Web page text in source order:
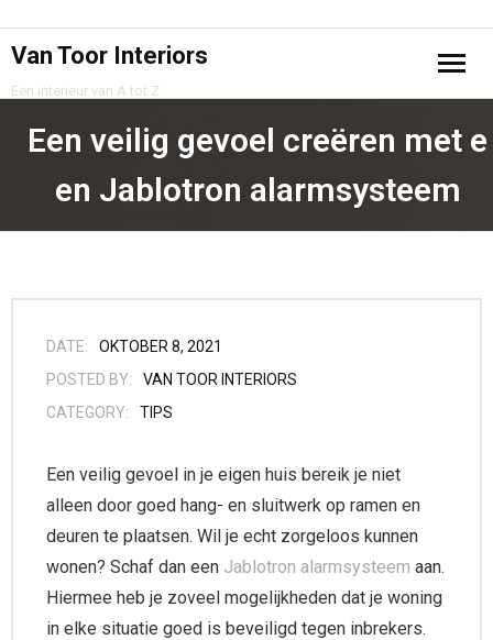
Van Toor Interiors
Een interieur van A tot Z
Home
Projecten
Samenwerking
Contact
Een veilig gevoel creëren met e
en Jablotron alarmsysteem
DATE:
OKTOBER 8, 2021
POSTED BY:
VAN TOOR INTERIORS
CATEGORY:
TIPS
Een veilig gevoel in je eigen huis bereik je niet
alleen door goed hang- en sluitwerk op ramen en
deuren te plaatsen. Wil je echt zorgeloos kunnen
wonen? Schaf dan een Jablotron alarmsysteem aan.
Hiermee heb je zoveel mogelijkheden dat je woning
in elke situatie goed is beveiligd tegen inbrekers.